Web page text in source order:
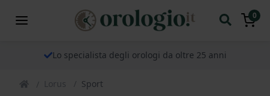
0
Lo specialista degli orologi da oltre 25 anni
Lorus Sport